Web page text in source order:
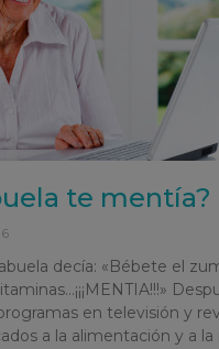
te mentía?
decía: «Bébete el
en televisión y
a la alimentación y a